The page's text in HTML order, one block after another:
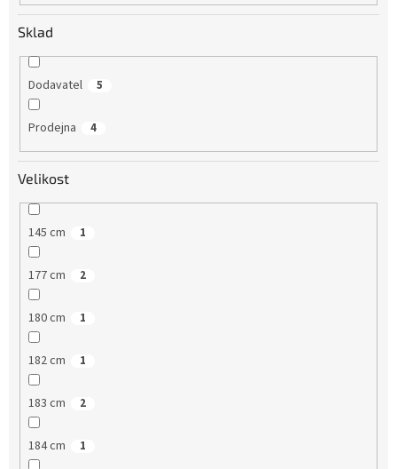
Sklad
Dodavatel 5
Prodejna 4
Velikost
145 cm 1
177 cm 2
180 cm 1
182 cm 1
183 cm 2
184 cm 1